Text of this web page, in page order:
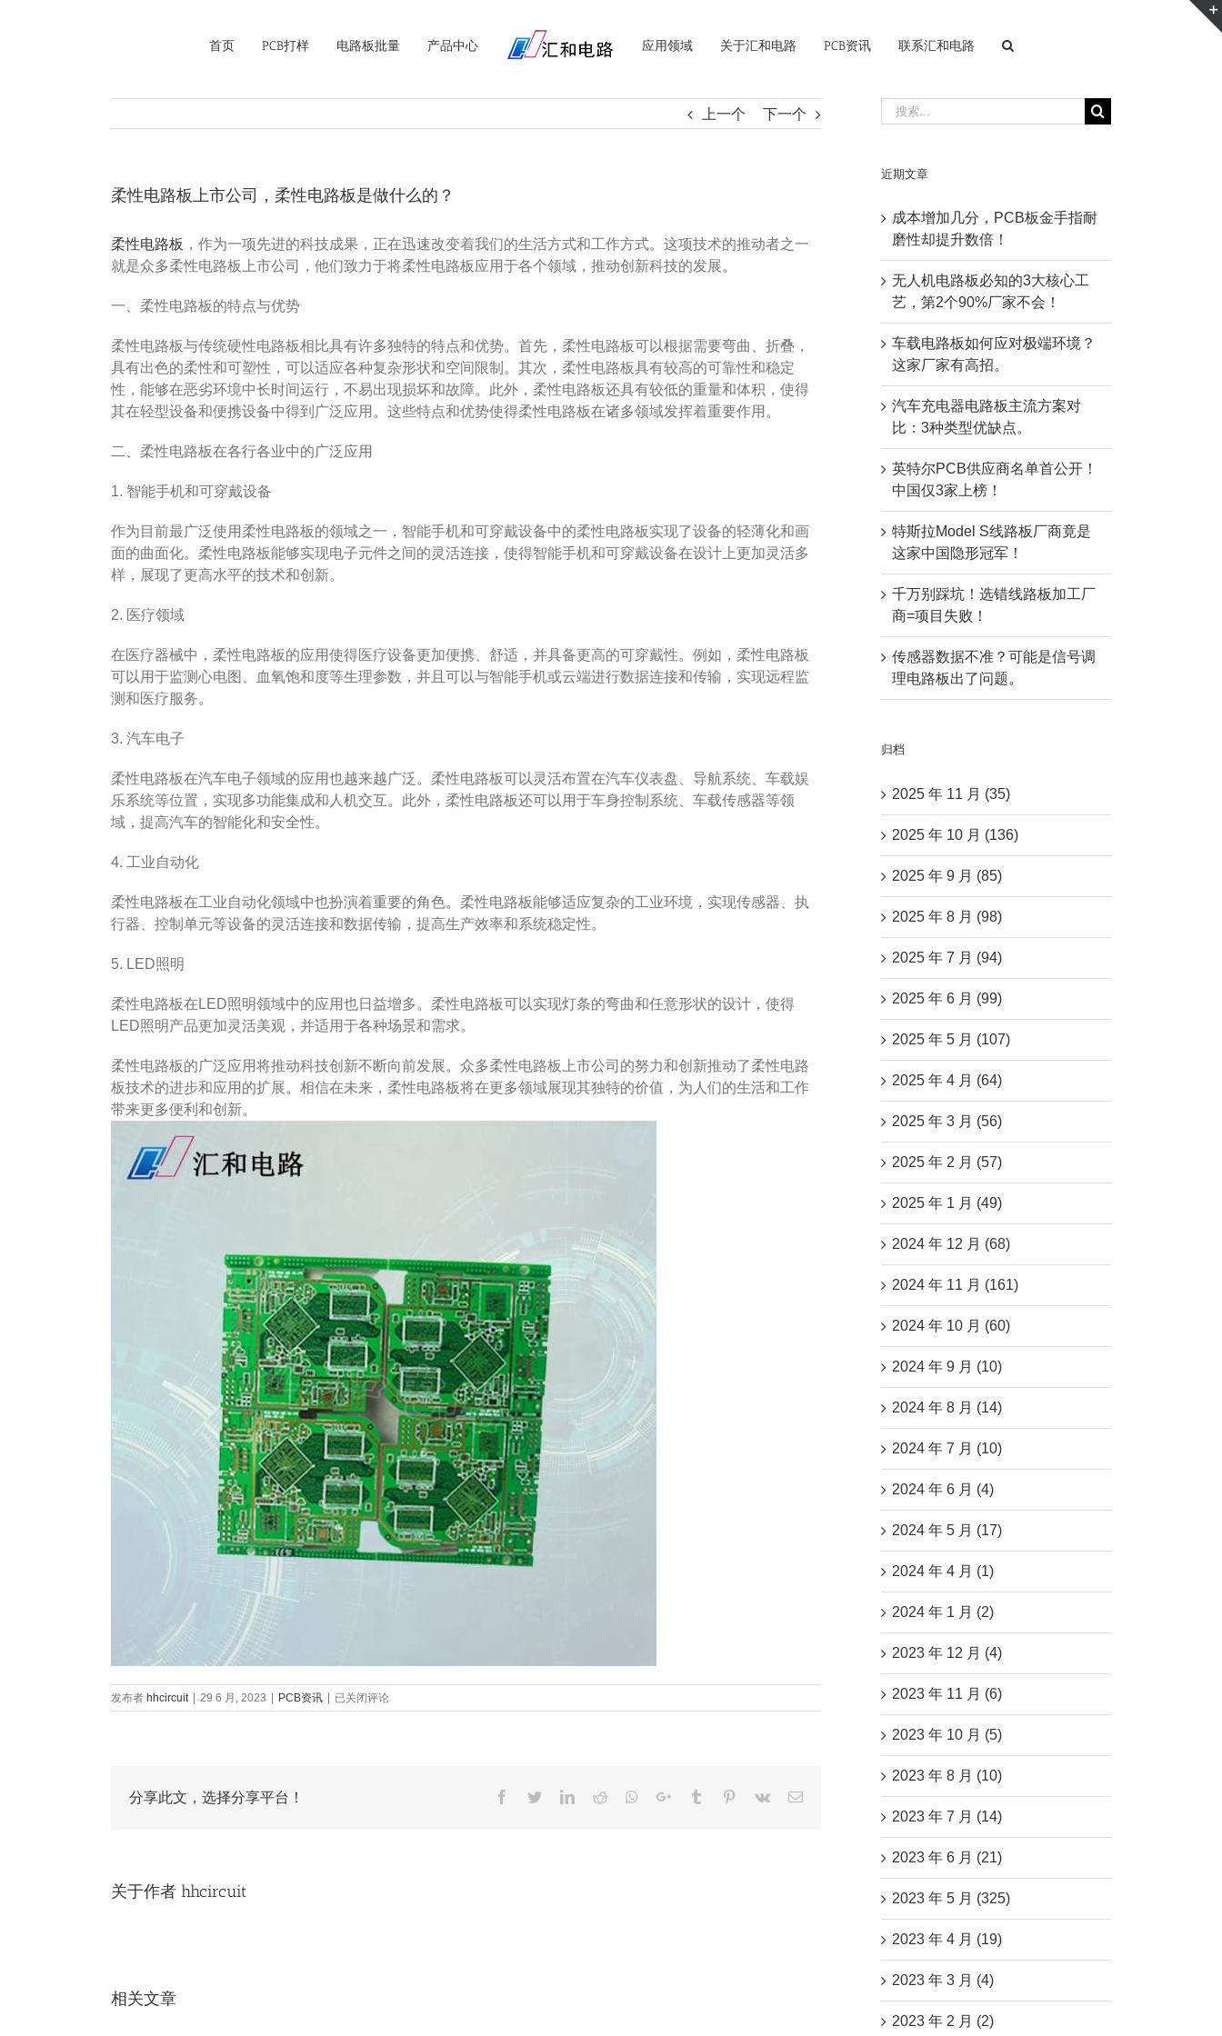
首页 PCB打样 电路板批量 产品中心 应用领域 关于汇和电路 PCB资讯 联系汇和电路
上一个 下一个
柔性电路板上市公司，柔性电路板是做什么的？
柔性电路板 ，作为一项先进的科技成果，正在迅速改变着我们的生活方式和工作方式。这项技术的推动者之一
就是众多柔性电路板上市公司，他们致力于将柔性电路板应用于各个领域，推动创新科技的发展。
一、柔性电路板的特点与优势
柔性电路板与传统硬性电路板相比具有许多独特的特点和优势。首先，柔性电路板可以根据需要弯曲、折叠，
具有出色的柔性和可塑性，可以适应各种复杂形状和空间限制。其次，柔性电路板具有较高的可靠性和稳定
性，能够在恶劣环境中长时间运行，不易出现损坏和故障。此外，柔性电路板还具有较低的重量和体积，使得
其在轻型设备和便携设备中得到广泛应用。这些特点和优势使得柔性电路板在诸多领域发挥着重要作用。
二、柔性电路板在各行各业中的广泛应用
1. 智能手机和可穿戴设备
作为目前最广泛使用柔性电路板的领域之一，智能手机和可穿戴设备中的柔性电路板实现了设备的轻薄化和画
面的曲面化。柔性电路板能够实现电子元件之间的灵活连接，使得智能手机和可穿戴设备在设计上更加灵活多
样，展现了更高水平的技术和创新。
2. 医疗领域
在医疗器械中，柔性电路板的应用使得医疗设备更加便携、舒适，并具备更高的可穿戴性。例如，柔性电路板
可以用于监测心电图、血氧饱和度等生理参数，并且可以与智能手机或云端进行数据连接和传输，实现远程监
测和医疗服务。
3. 汽车电子
柔性电路板在汽车电子领域的应用也越来越广泛。柔性电路板可以灵活布置在汽车仪表盘、导航系统、车载娱
乐系统等位置，实现多功能集成和人机交互。此外，柔性电路板还可以用于车身控制系统、车载传感器等领
域，提高汽车的智能化和安全性。
4. 工业自动化
柔性电路板在工业自动化领域中也扮演着重要的角色。柔性电路板能够适应复杂的工业环境，实现传感器、执
行器、控制单元等设备的灵活连接和数据传输，提高生产效率和系统稳定性。
5. LED照明
柔性电路板在LED照明领域中的应用也日益增多。柔性电路板可以实现灯条的弯曲和任意形状的设计，使得
LED照明产品更加灵活美观，并适用于各种场景和需求。
柔性电路板的广泛应用将推动科技创新不断向前发展。众多柔性电路板上市公司的努力和创新推动了柔性电路
板技术的进步和应用的扩展。相信在未来，柔性电路板将在更多领域展现其独特的价值，为人们的生活和工作
带来更多便利和创新。
发布者 hhcircuit 29 6 月, 2023 PCB资讯
柔
性
已关闭评论
分享此文，选择分享平台！ Facebook
TwitterLinkedIn
Reddit Whatsapp
Google+Tumblr Pinterest
Vk Email
关于作者 hhcircuit
相关文章
索：
近期文章
成本增加几分，PCB板金手指耐
磨性却提升数倍！
无人机电路板必知的3大核心工
艺，第2个90%厂家不会！
车载电路板如何应对极端环境？
这家厂家有高招。
汽车充电器电路板主流方案对
比：3种类型优缺点。
英特尔PCB供应商名单首公开！
中国仅3家上榜！
特斯拉Model S线路板厂商竟是
这家中国隐形冠军！
千万别踩坑！选错线路板加工厂
商=项目失败！
传感器数据不准？可能是信号调
理电路板出了问题。
归档
2025 年 11 月 (35)
2025 年 10 月 (136)
2025 年 9 月 (85)
2025 年 8 月 (98)
2025 年 7 月 (94)
2025 年 6 月 (99)
2025 年 5 月 (107)
2025 年 4 月 (64)
2025 年 3 月 (56)
2025 年 2 月 (57)
2025 年 1 月 (49)
2024 年 12 月 (68)
2024 年 11 月 (161)
2024 年 10 月 (60)
2024 年 9 月 (10)
2024 年 8 月 (14)
2024 年 7 月 (10)
2024 年 6 月 (4)
2024 年 5 月 (17)
2024 年 4 月 (1)
2024 年 1 月 (2)
2023 年 12 月 (4)
2023 年 11 月 (6)
2023 年 10 月 (5)
2023 年 8 月 (10)
2023 年 7 月 (14)
2023 年 6 月 (21)
2023 年 5 月 (325)
2023 年 4 月 (19)
2023 年 3 月 (4)
2023 年 2 月 (2)